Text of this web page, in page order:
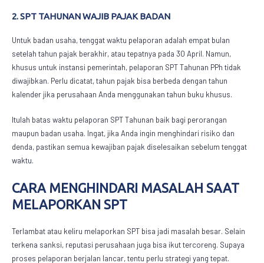
2. SPT TAHUNAN WAJIB PAJAK BADAN
Untuk badan usaha, tenggat waktu pelaporan adalah empat bulan
setelah tahun pajak berakhir, atau tepatnya pada 30 April. Namun,
khusus untuk instansi pemerintah, pelaporan SPT Tahunan PPh tidak
diwajibkan. Perlu dicatat, tahun pajak bisa berbeda dengan tahun
kalender jika perusahaan Anda menggunakan tahun buku khusus.
Itulah batas waktu pelaporan SPT Tahunan baik bagi perorangan
maupun badan usaha. Ingat, jika Anda ingin menghindari risiko dan
denda, pastikan semua kewajiban pajak diselesaikan sebelum tenggat
waktu.
CARA MENGHINDARI MASALAH SAAT
MELAPORKAN SPT
Terlambat atau keliru melaporkan SPT bisa jadi masalah besar. Selain
terkena sanksi, reputasi perusahaan juga bisa ikut tercoreng. Supaya
proses pelaporan berjalan lancar, tentu perlu strategi yang tepat.